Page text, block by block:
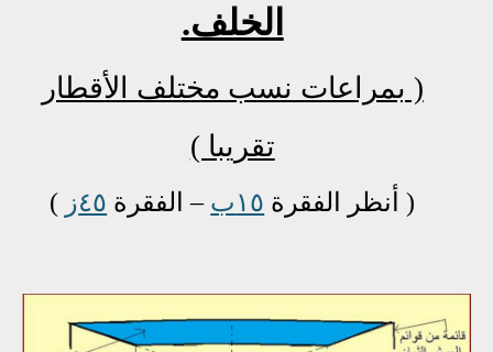
الخلف.
( بمراعات نسب مختلف الأقطار
تقريبا )
( أنظر الفقرة ١٥ب – الفقرة ٤٥ز )